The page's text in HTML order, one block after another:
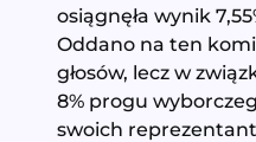
osiągnęła wynik
Oddano na ten
głosów, lecz w
8% progu
swoich